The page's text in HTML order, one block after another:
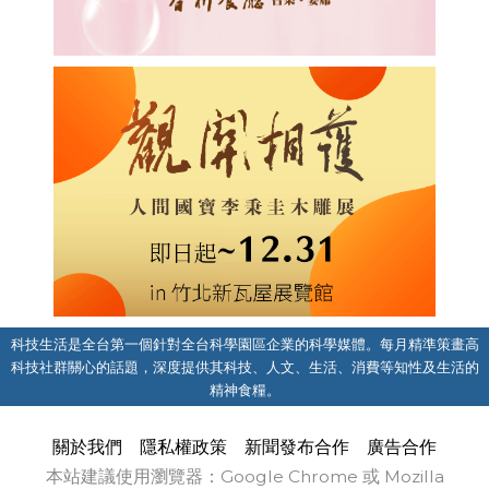
科技生活是全台第一個針對全台科學園區企業的科學媒體。每月精準策畫高
科技社群關心的話題，深度提供其科技、人文、生活、消費等知性及生活的
精神食糧。
關於我們 隱私權政策 新聞發布合作
廣告合作
本站建議使用瀏覽器：Google Chrome 或 Mozilla